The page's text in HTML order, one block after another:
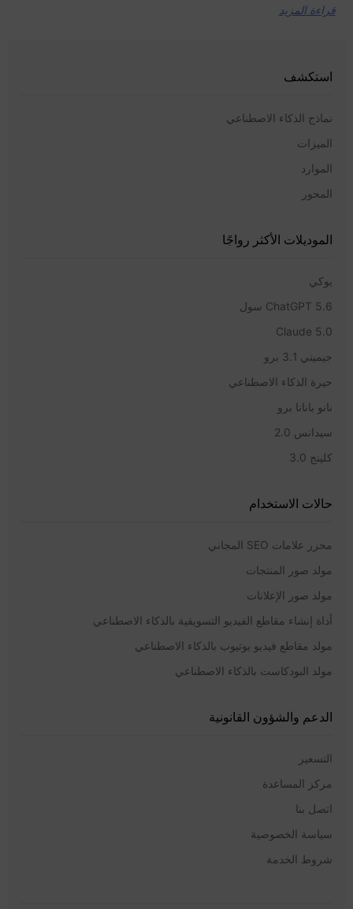
قراءة المزيد
استكشف
نماذج الذكاء الاصطناعي
الميزات
الموارد
المحور
الموديلات الأكثر رواجًا
يوكي
ChatGPT 5.6 سول
Claude 5.0
جيميني 3.1 برو
حيرة الذكاء الاصطناعي
نانو بانانا برو
سيدانس 2.0
كلينج 3.0
حالات الاستخدام
محرر علامات SEO المجاني
مولد صور المنتجات
مولد صور الإعلانات
أداة إنشاء مقاطع الفيديو التسويقية بالذكاء الاصطناعي
مولد مقاطع فيديو يوتيوب بالذكاء الاصطناعي
مولد البودكاست بالذكاء الاصطناعي
الدعم والشؤون القانونية
التسعير
مركز المساعدة
اتصل بنا
سياسة الخصوصية
شروط الخدمة